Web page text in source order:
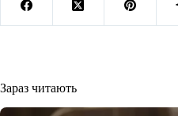
Зараз читають